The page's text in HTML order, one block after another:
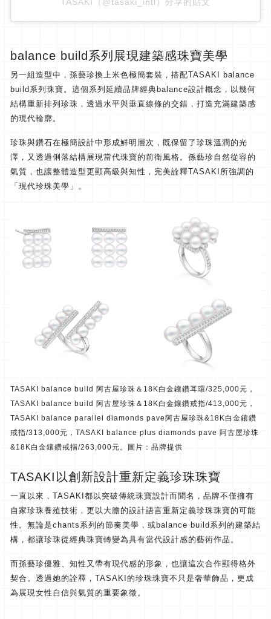
TASAKI（@tasaki_intl）分享的貼文
balance build系列展現建築感珠寶美學
另一組造型中，孫藝珍換上米色極簡套裝，搭配TASAKI balance
build系列珠寶。 這個系列延續品牌經典balance設計概念， 以幾何
結構重新排列珍珠，透過水平與垂直線條的交錯， 打造充滿建築感
的現代輪廓。
珍珠與鑽石在極簡設計中形成鮮明層次，既保留了珍珠溫潤的光
澤， 又透過俐落結構展現當代珠寶的前衛風格。孫藝珍自然從容的
氣質， 也讓整體造型更顯高級與知性，完美詮釋TASAKI所強調的
「 現代珍珠美學」。
TASAKI balance build 阿古屋珍珠＆18K白金鑲鑽耳環/325,000元，
TASAKI balance build 阿古屋珍珠＆18K白金鑲鑽戒指/413,000元，
TASAKI balance parallel diamonds pave阿古屋珍珠&18K白金鑲鑽
戒指/313,000元，TASAKI balance plus diamonds pave 阿古屋珍珠
&18K白金鑲鑽戒指/263,000元。圖片：品牌提供
TASAKI以創新設計重新定義珍珠珠寶
一直以來，TASAKI都以突破傳統珠寶設計而聞名， 品牌不僅擁有
自家珍珠養殖技術， 更以大膽的設計語言重新定義珍珠珠寶的可能
性。 無論是chants系列的節奏美學，或balance build系列的建築結
構， 都讓珍珠從經典珠寶轉變為具有當代設計感的藝術作品。
而孫藝珍優雅、知性又帶有現代感的形象， 也讓這次合作顯得格外
契合。透過她的詮釋， TASAKI的珍珠珠寶不只是奢華飾品， 更成
為展現女性自信與氣質的重要象徵。